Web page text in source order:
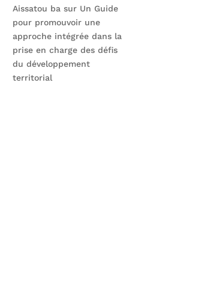
Aissatou ba sur Un Guide
pour promouvoir une
approche intégrée dans la
prise en charge des défis
du développement
territorial